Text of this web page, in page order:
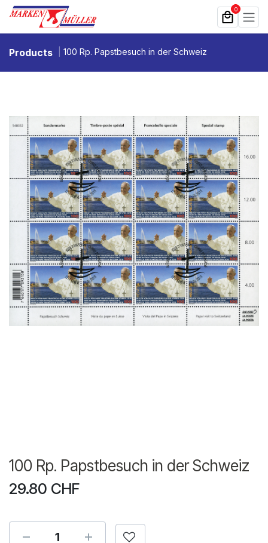
Zum Inhalt springen 0
Products 100 Rp. Papstbesuch in der Schweiz
100 Rp. Papstbesuch in der Schweiz
29.80 CHF